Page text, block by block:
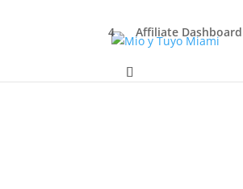
4 Affiliate Dashboard